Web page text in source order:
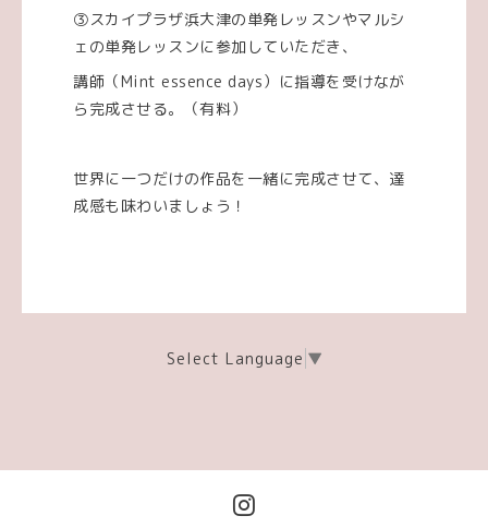
③スカイプラザ浜大津の単発レッスンやマルシ
ェの単発レッスンに参加していただき、
講師（Mint essence days）に指導を受けなが
ら完成させる。（有料）
世界に一つだけの作品を一緒に完成させて、達
成感も味わいましょう！
Select Language ▼